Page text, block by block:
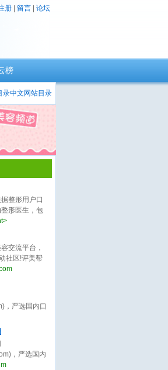
册 留言 论坛
榜
录中文网站目录
整形用户口
形医生，包
、微整形医
睛整形医
交流平台，
社区!评美帮
）是目前
的整形美容
，严选国内口
集全网最真
鼻专家的最
美评价参
上隆鼻医生
，严选国内
生，收集全